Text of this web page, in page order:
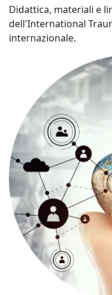
Didattica, materiali e
dell'International
internazionale.